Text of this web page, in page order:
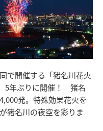
で開催する「猪名川花火
5年ぶりに開催！ 猪名
発。特殊効果花火を
猪名川の夜空を彩りま